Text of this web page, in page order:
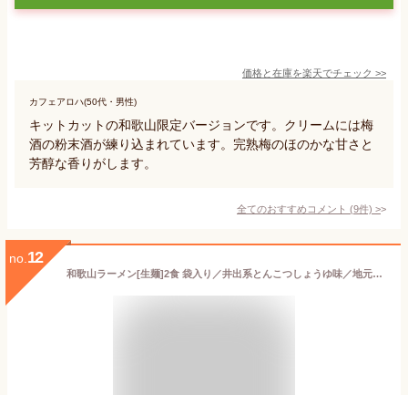
価格と在庫を楽天でチェック >>
カフェアロハ(50代・男性)
キットカットの和歌山限定バージョンです。クリームには梅
酒の粉末酒が練り込まれています。完熟梅のほのかな甘さと
芳醇な香りがします。
全てのおすすめコメント (9件) >
no. 12
和歌山ラーメン[生麺]2食 袋入り／井出系とんこつしょうゆ味／地元の麺屋が創った本場和歌山ラーメン/和歌山おみやげ/お土産/特産品/とんこつ醤油味/井出ラーメン/井手/豚骨醤油ラーメン【常温品】